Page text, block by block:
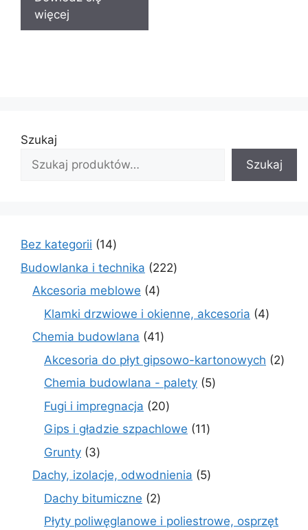
więcej
Szukaj
Szukaj
Bez kategorii 1414
produktów
Budowlanka i technika 222222
Akcesoria meblowe 44
produkty
Klamki drzwiowe i okienne, akcesoria 44
Chemia budowlana 4141
produktów
Akcesoria do płyt gipsowo-kartonowych 22
Chemia budowlana - palety 55
Fugi i impregnacja 2020
produktów
Gips i gładzie szpachlowe 1111
Grunty 33
produkty
Dachy, izolacje, odwodnienia 55
Dachy bitumiczne 22
produkty
Płyty poliwęglanowe i poliestrowe, osprzęt